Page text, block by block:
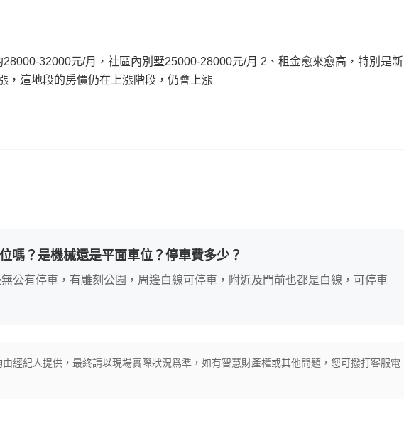
32000元/月，社區內別墅25000-28000元/月 2、租金愈來愈高，特別是新
，這地段的房價仍在上漲階段，仍會上漲
嗎？是機械還是平面車位？停車費多少？
公有停車，有雕刻公園，周邊白線可停車，附近及門前也都是白線，可停車
經紀人提供，最終請以現場實際狀況爲準，如有智慧財產權或其他問題，您可撥打客服電